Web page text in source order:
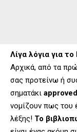
Λίγα λόγια για
Αρχικά, από τα
σας προτείνω ή
σηματάκι approved
νομίζουν πως του
λέξης! Το